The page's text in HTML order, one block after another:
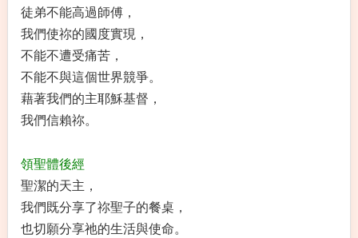
徒弟不能高過師傅，
我們使祢的國度實現，
不能不遭受痛苦，
不能不與這個世界競爭。
藉著我們的主耶穌基督，
我們信賴祢。
領聖體後經
聖潔的天主，
我們既分享了祢聖子的餐桌，
也切願分享祂的生活與使命。